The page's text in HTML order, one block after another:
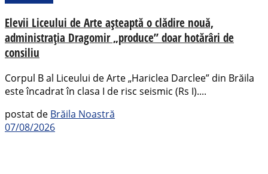
Elevii Liceului de Arte așteaptă o clădire nouă,
administrația Dragomir „produce” doar hotărâri de
consiliu
Corpul B al Liceului de Arte „Hariclea Darclee” din Brăila
este încadrat în clasa I de risc seismic (Rs I)....
postat de Brăila Noastră
07/08/2026